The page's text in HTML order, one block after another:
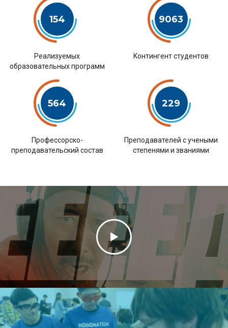
154
Pеализуемых
образовательных программ
9063
Kонтингент студентов
564
Профессорско-
преподавательский состав
229
Преподавателей с учеными
степенями и званиями